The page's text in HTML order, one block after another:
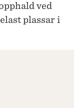
ved
plassar i